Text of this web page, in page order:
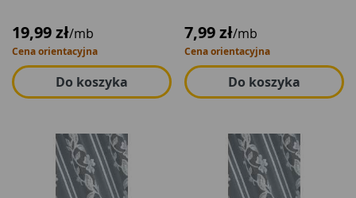
19,99 zł/mb
Cena orientacyjna
Do koszyka
7,99 zł/mb
Cena orientacyjna
Do koszyka